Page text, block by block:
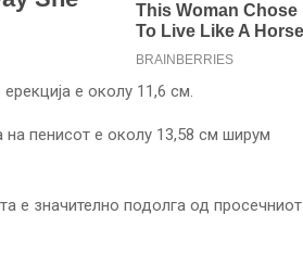
е околу 11,6 см.
пенисот е околу 13,58 см ширум
е значително подолга од просечниот